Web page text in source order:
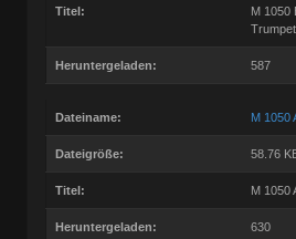
Titel:
M 1050
Heruntergeladen: 587
Dateiname: M 1050
Dateigröße: 58.76
Titel: M 1050
Heruntergeladen: 630